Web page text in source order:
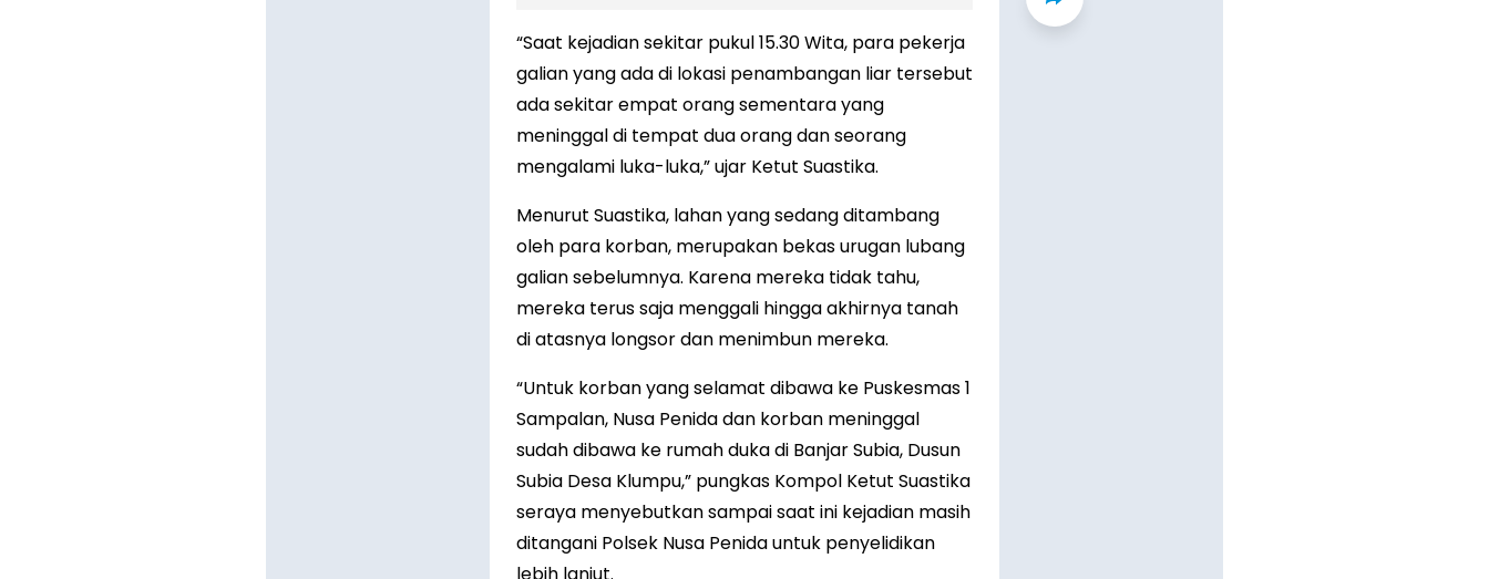
“Saat kejadian sekitar pukul 15.30 Wita, para pekerja
galian yang ada di lokasi penambangan liar tersebut
ada sekitar empat orang sementara yang
meninggal di tempat dua orang dan seorang
mengalami luka-luka,” ujar Ketut Suastika.
Menurut Suastika, lahan yang sedang ditambang
oleh para korban, merupakan bekas urugan lubang
galian sebelumnya. Karena mereka tidak tahu,
mereka terus saja menggali hingga akhirnya tanah
di atasnya longsor dan menimbun mereka.
“Untuk korban yang selamat dibawa ke Puskesmas 1
Sampalan, Nusa Penida dan korban meninggal
sudah dibawa ke rumah duka di Banjar Subia, Dusun
Subia Desa Klumpu,” pungkas Kompol Ketut Suastika
seraya menyebutkan sampai saat ini kejadian masih
ditangani Polsek Nusa Penida untuk penyelidikan
lebih lanjut.